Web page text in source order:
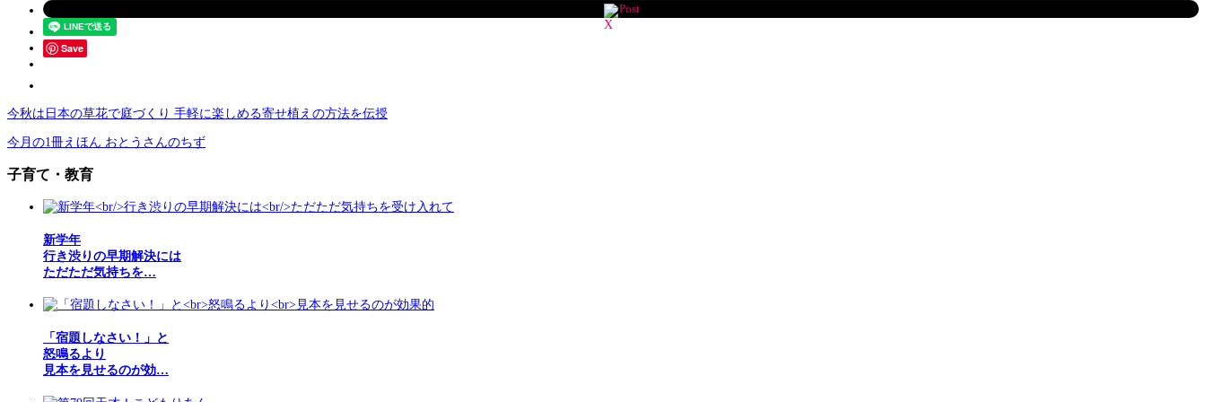
Post
Save
今秋は日本の草花で庭づくり 手軽に楽しめる寄せ植えの方法を伝授
今月の1冊えほん おとうさんのちず
子育て・教育
新学年
行き渋りの早期解決には
ただただ気持ちを…
「宿題しなさい！」と
怒鳴るより
見本を見せるのが効…